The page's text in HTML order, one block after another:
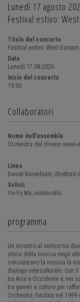
5 ottobre, Kleine
Opere di Sergei
Lunedì 17 agosto
Festival estivo:
Titolo del concerto
Festival estivo: West
Data
Lunedì 17.08.2026
Inizio del concerto
19:30
Collaboratori
Nome dell'ensemble
Orchestra del divano ovest-
Linea
Daniel Barenboim, direttore
Solisti
Yo-Yo Ma, violoncello
programma
Un incontro al vertice tra
storia della musica negli
considerano la musica la
dialogo interculturale. Con
tra Asia e Occidente e, nei
tra generi e culture per
Orchestra, fondata nel